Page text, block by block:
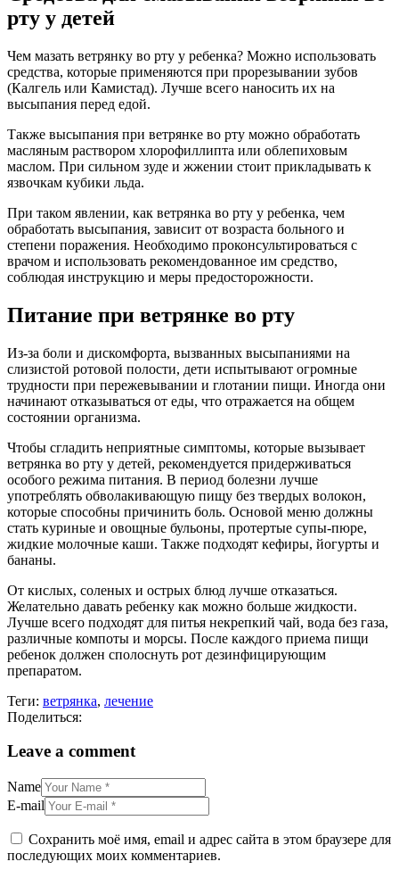
рту у детей
Чем мазать ветрянку во рту у ребенка? Можно использовать
средства, которые применяются при прорезывании зубов
(Калгель или Камистад). Лучше всего наносить их на
высыпания перед едой.
Также высыпания при ветрянке во рту можно обработать
масляным раствором хлорофиллипта или облепиховым
маслом. При сильном зуде и жжении стоит прикладывать к
язвочкам кубики льда.
При таком явлении, как ветрянка во рту у ребенка, чем
обработать высыпания, зависит от возраста больного и
степени поражения. Необходимо проконсультироваться с
врачом и использовать рекомендованное им средство,
соблюдая инструкцию и меры предосторожности.
Питание при ветрянке во рту
Из-за боли и дискомфорта, вызванных высыпаниями на
слизистой ротовой полости, дети испытывают огромные
трудности при пережевывании и глотании пищи. Иногда они
начинают отказываться от еды, что отражается на общем
состоянии организма.
Чтобы сгладить неприятные симптомы, которые вызывает
ветрянка во рту у детей, рекомендуется придерживаться
особого режима питания. В период болезни лучше
употреблять обволакивающую пищу без твердых волокон,
которые способны причинить боль. Основой меню должны
стать куриные и овощные бульоны, протертые супы-пюре,
жидкие молочные каши. Также подходят кефиры, йогурты и
бананы.
От кислых, соленых и острых блюд лучше отказаться.
Желательно давать ребенку как можно больше жидкости.
Лучше всего подходят для питья некрепкий чай, вода без газа,
различные компоты и морсы. После каждого приема пищи
ребенок должен сполоснуть рот дезинфицирующим
препаратом.
Теги: ветрянка, лечение
Поделиться:
Leave a comment
Name
E-mail
Сохранить моё имя, email и адрес сайта в этом браузере для
последующих моих комментариев.